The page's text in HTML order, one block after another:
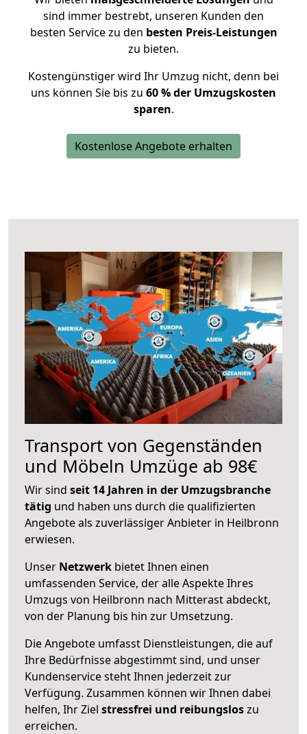
sind immer bestrebt, unseren Kunden den
besten Service zu den besten Preis-Leistungen
zu bieten.
Kostengünstiger wird Ihr Umzug nicht, denn bei
uns können Sie bis zu 60 % der Umzugskosten
sparen.
Kostenlose Angebote erhalten
Transport von Gegenständen
und Möbeln Umzüge ab 98€
Wir sind seit 14 Jahren in der Umzugsbranche
tätig und haben uns durch die qualifizierten
Angebote als zuverlässiger Anbieter in Heilbronn
erwiesen.
Unser Netzwerk bietet Ihnen einen
umfassenden Service, der alle Aspekte Ihres
Umzugs von Heilbronn nach Mitterast abdeckt,
von der Planung bis hin zur Umsetzung.
Die Angebote umfasst Dienstleistungen, die auf
Ihre Bedürfnisse abgestimmt sind, und unser
Kundenservice steht Ihnen jederzeit zur
Verfügung. Zusammen können wir Ihnen dabei
helfen, Ihr Ziel stressfrei und reibungsloszu
erreichen.